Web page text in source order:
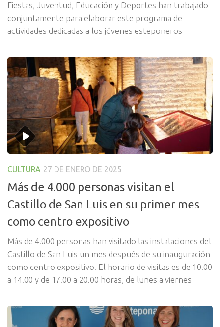
Fiestas, Juventud, Educación y Deportes han trabajado
conjuntamente para elaborar este programa de
actividades dedicadas a los jóvenes esteponeros
CULTURA 27 DE ENERO DE 2025
Más de 4.000 personas visitan el
Castillo de San Luis en su primer mes
como centro expositivo
Más de 4.000 personas han visitado las instalaciones del
Castillo de San Luis un mes después de su inauguración
como centro expositivo. El horario de visitas es de 10.00
a 14.00 y de 17.00 a 20.00 horas, de lunes a viernes